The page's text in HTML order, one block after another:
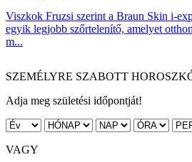
Viszkok Fruzsi szerint a Braun Skin i-
egyik legjobb szőrtelenítő, amelyet
m...
SZEMÉLYRE SZABOTT
Adja meg születési időpontját!
VAGY